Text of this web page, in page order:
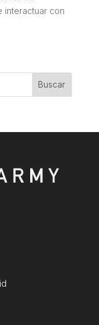
interactuar con
Buscar